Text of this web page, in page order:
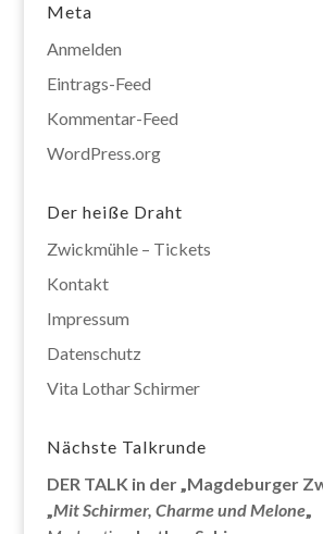
Meta
Anmelden
Eintrags-Feed
Kommentar-Feed
WordPress.org
Der heiße Draht
Zwickmühle – Tickets
Kontakt
Impressum
Datenschutz
Vita Lothar Schirmer
Nächste Talkrunde
DER TALK in der „Magdeburger
„Mit Schirmer, Charme und Melone„